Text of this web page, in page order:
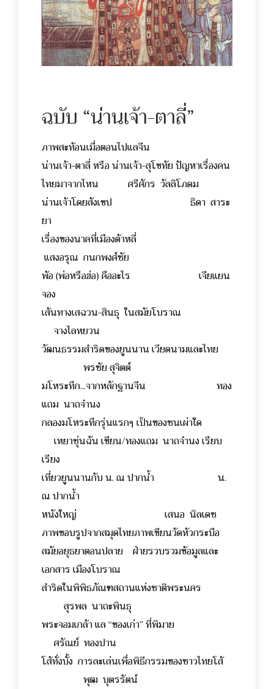
ฉบับ “น่านเจ้า-ตาลี่”
ภาพสะท้อนเมื่อตอนไปแลจีน
น่านเจ้า-ตาลี่ หรือ น่านเจ้า-สุโขทัย ปัญหาเรื่องคน
ไทยมาจากไหน ศรีศักร วัลลิโภดม
น่านเจ้าโดยสังเขป ธิดา สาระ
ยา
เรื่องของนาคที่เมืองต้าหลี่
แสงอรุณ กนกพงศ์ชัย
พ้อ (พ่อหรือฮ่อ) คืออะไร เจียแยน
จอง
เส้นทางเสฉวน-สินธุ ในสมัยโบราณ
จางไลหยวน
วัฒนธรรมสำริดของยูนนาน เวียดนามและไทย
พรชัย สุจิตต์
มโหระทึก...จากหลักฐานจีน ทอง
แถม นาถจำนง
กลองมโหระทึกรุ่นแรกๆ เป็นของชนเผ่าใด
เหยาซุ่นฉัน เขียน/ทองแถม นาถจำนง เรียบ
เรียง
เที่ยวยูนนานกับ น. ณ ปากน้ำ น.
ณ ปากน้ำ
หนังใหญ่ เสนอ นิลเดช
ภาพขอบรูปจากสมุดไทยภาพเขียนวัดหัวกระบือ
สมัยอยุธยาตอนปลาย ฝ่ายรวบรวมข้อมูลและ
เอกสาร เมืองโบราณ
สำริดในพิพิธภัณฑสถานแห่งชาติพระนคร
สุรพล นาถะพินธุ
พระจอมเกล้า แล “ของเก่า” ที่พิมาย
ศรัณย์ ทองปาน
โส้ทั่งบั้ง การละเล่นเพื่อพิธีกรรมของชาวไทยโส้
พุฒ บุตรรัตน์